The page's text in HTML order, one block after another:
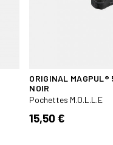
ORIGINAL MAGPUL®
NOIR
Pochettes M.O.L.L.E
15,50 €